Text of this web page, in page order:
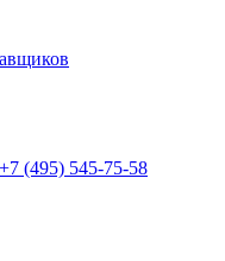
+7 (495) 545-75-58